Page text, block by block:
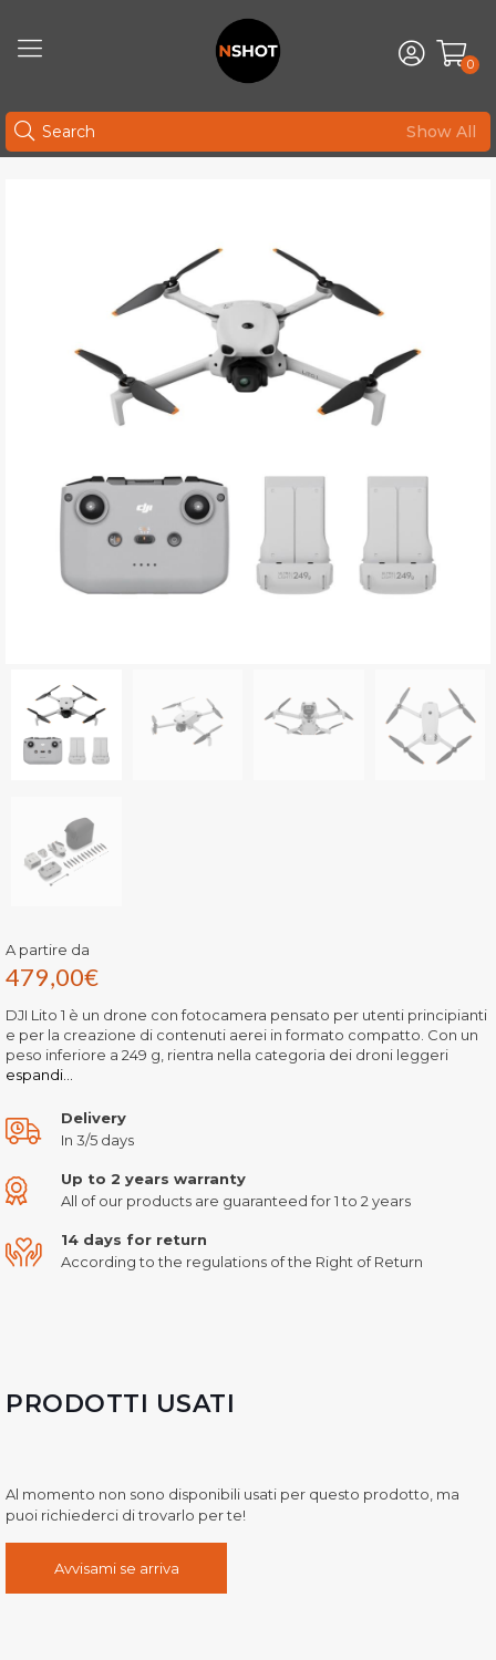
0
Show All
A partire da
479,00€
DJI Lito 1 è un drone con fotocamera pensato per utenti principianti
e per la creazione di contenuti aerei in formato compatto. Con un
peso inferiore a 249 g, rientra nella categoria dei droni leggeri
espandi...
Delivery
In 3/5 days
Up to 2 years warranty
All of our products are guaranteed for 1 to 2 years
14 days for return
According to the regulations of the Right of Return
PRODOTTI USATI
Al momento non sono disponibili usati per questo prodotto, ma
puoi richiederci di trovarlo per te!
Avvisami se arriva